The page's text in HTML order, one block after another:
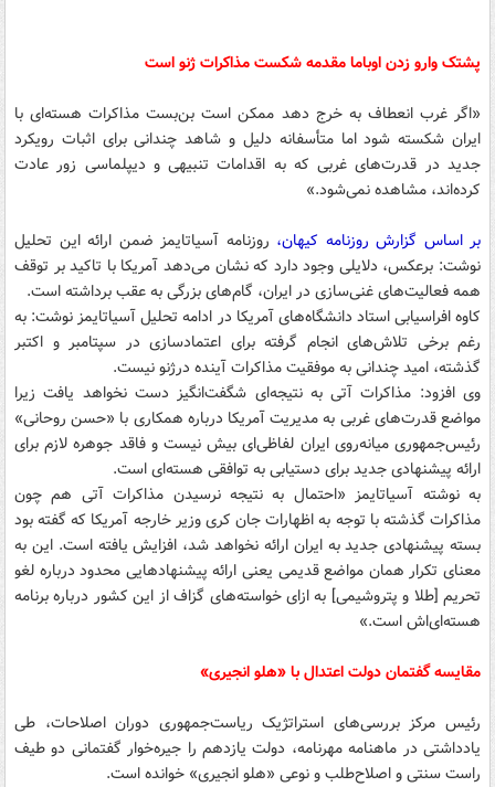
پشتک وارو زدن اوباما مقدمه شکست مذاکرات ژنو است
«اگر غرب انعطاف به خرج دهد ممکن است بن‌بست مذاکرات هسته‌ای با
ایران شکسته شود اما متأسفانه دلیل و شاهد چندانی برای اثبات رویکرد
جدید در قدرت‌های غربی که به اقدامات تنبیهی و دیپلماسی زور عادت
کرده‌اند، مشاهده نمی‌شود.»
بر اساس گزارش روزنامه کیهان، روزنامه آسیاتایمز ضمن ارائه این تحلیل
نوشت: برعکس، دلایلی وجود دارد که نشان می‌دهد آمریکا با تاکید بر توقف
همه فعالیت‌های غنی‌سازی در ایران، گام‌های بزرگی به عقب برداشته است.
کاوه افراسیابی استاد دانشگاه‌های آمریکا در ادامه تحلیل آسیاتایمز نوشت: به
رغم برخی تلاش‌های انجام گرفته برای اعتمادسازی در سپتامبر و اکتبر
گذشته، امید چندانی به موفقیت مذاکرات آینده درژنو نیست.
وی افزود: مذاکرات آتی به نتیجه‌ای شگفت‌انگیز دست نخواهد یافت زیرا
مواضع قدرت‌های غربی به مدیریت آمریکا درباره همکاری با «حسن روحانی»
رئیس‌جمهوری میانه‌روی ایران لفاظی‌ای بیش نیست و فاقد جوهره لازم برای
ارائه پیشنهادی جدید برای دستیابی به توافقی هسته‌ای است.
به نوشته آسیاتایمز «احتمال به نتیجه نرسیدن مذاکرات آتی هم چون
مذاکرات گذشته با توجه به اظهارات جان کری وزیر خارجه آمریکا که گفته بود
بسته پیشنهادی جدید به ایران ارائه نخواهد شد، افزایش یافته است. این به
معنای تکرار همان مواضع قدیمی یعنی ارائه پیشنهادهایی محدود درباره لغو
تحریم [طلا و پتروشیمی] به ازای خواسته‌های گزاف از این کشور درباره برنامه
هسته‌ای‌اش است.»
مقایسه گفتمان دولت اعتدال با «هلو انجیری»
رئیس مرکز بررسی‌های استراتژیک ریاست‌جمهوری دوران اصلاحات،‌ طی
یادداشتی در ماهنامه مهرنامه، دولت یازدهم را جیره‌خوار گفتمانی دو طیف
راست سنتی و اصلاح‌طلب و نوعی «هلو انجیری» خوانده است.